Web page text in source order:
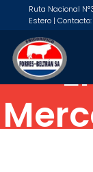
Ruta Nacional
Estero |